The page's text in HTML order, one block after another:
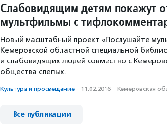
Слабовидящим детям покажут
мультфильмы с
Новый масштабный проект «Послушайте
Кемеровской областной специальной
и слабовидящих людей совместно с
общества слепых.
Культура и просвещение · 11.02.2016 · Кемеровская
Все публикации